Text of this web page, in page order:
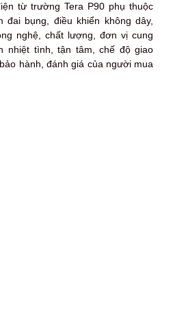
từ trường Tera P90 phụ thuộc
đai bụng, điều khiển không dây,
nghệ, chất lượng, đơn vị cung
nhiệt tình, tận tâm, chế độ giao
hành, đánh giá của người mua